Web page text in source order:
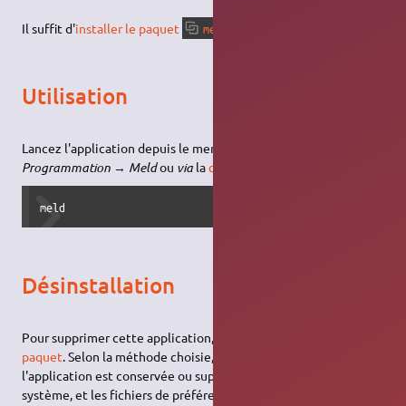
Il suffit d'installer le paquet meld
Utilisation
Lancez l'application depuis le menu
Programmation → Meldou via lacommande
meld
Désinstallation
Pour supprimer cette application, il suffit de
paquet. Selon la méthode choisie, la configuration globale de
l'application est conservée ou supprimée. Les journaux du
système, et les fichiers de préférence des utilisateurs dans